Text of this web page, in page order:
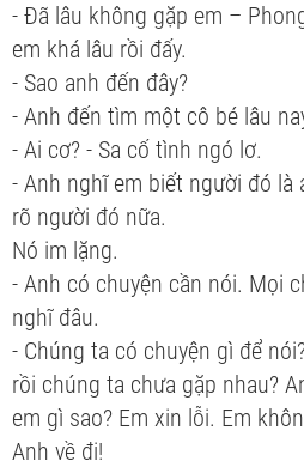
- Đã lâu không gặp em –
em khá lâu rồi đấy.
- Sao anh đến đây?
- Anh đến tìm một cô bé lâu
- Ai cơ? - Sa cố tình ngó lơ.
- Anh nghĩ em biết người đó là
rõ người đó nữa.
Nó im lặng.
- Anh có chuyện cần nói. Mọi
nghĩ đâu.
- Chúng ta có chuyện gì để
rồi chúng ta chưa gặp nhau?
em gì sao? Em xin lỗi. Em
Anh về đi!